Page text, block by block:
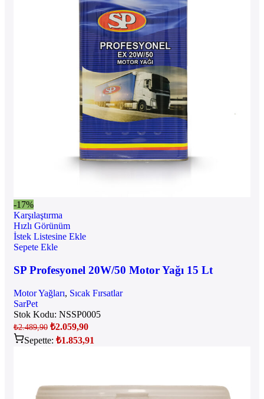
-17%
Karşılaştırma
Hızlı Görünüm
İstek Listesine Ekle
Sepete Ekle
SP Profesyonel 20W/50 Motor Yağı 15 Lt
Motor Yağları, Sıcak Fırsatlar
SarPet
Stok Kodu: NSSP0005
₺2.489,90 ₺2.059,90
Sepette: ₺1.853,91